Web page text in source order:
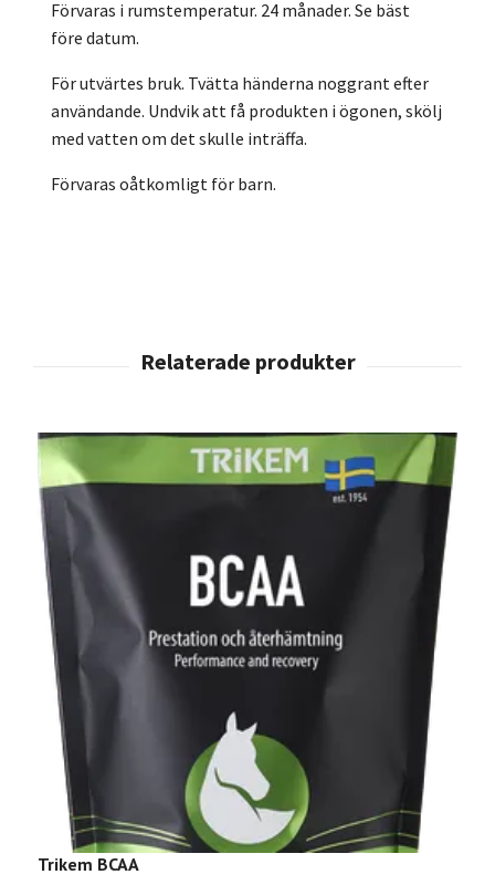
Förvaras i rumstemperatur. 24 månader. Se bäst
före datum.
För utvärtes bruk. Tvätta händerna noggrant efter
användande. Undvik att få produkten i ögonen, skölj
med vatten om det skulle inträffa.
Förvaras oåtkomligt för barn.
Trikem BCAA